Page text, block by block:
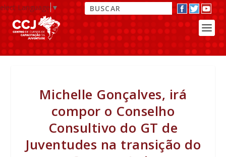
Language▼
Michelle Gonçalves, irá
compor o Conselho
Consultivo do GT de
Juventudes na transição do